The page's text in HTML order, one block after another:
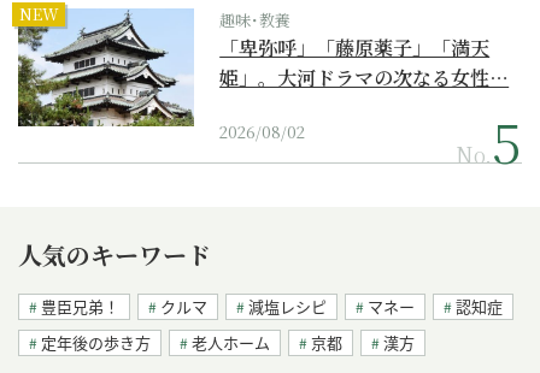
NEW 趣味･教養
「卑弥呼」「藤原薬子」「満天
姫」。大河ドラマの次なる女性…
2026/08/02
No.
人気のキーワード
豊臣兄弟！ クルマ 減塩レシピ マネー
認知症
定年後の歩き方
老人ホーム 京都 漢方